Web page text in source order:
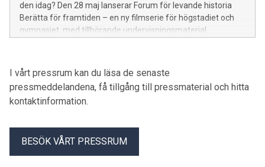
den idag? Den 28 maj lanserar Forum för levande historia
Berätta för framtiden – en ny filmserie för högstadiet och
gymnasiet, med tillhörande undervisningsmaterial.
om antisemitism, rasism och demokratiska värden.
I vårt pressrum kan du läsa de senaste
pressmeddelandena, få tillgång till pressmaterial och hitta
kontaktinformation.
BESÖK VÅRT PRESSRUM